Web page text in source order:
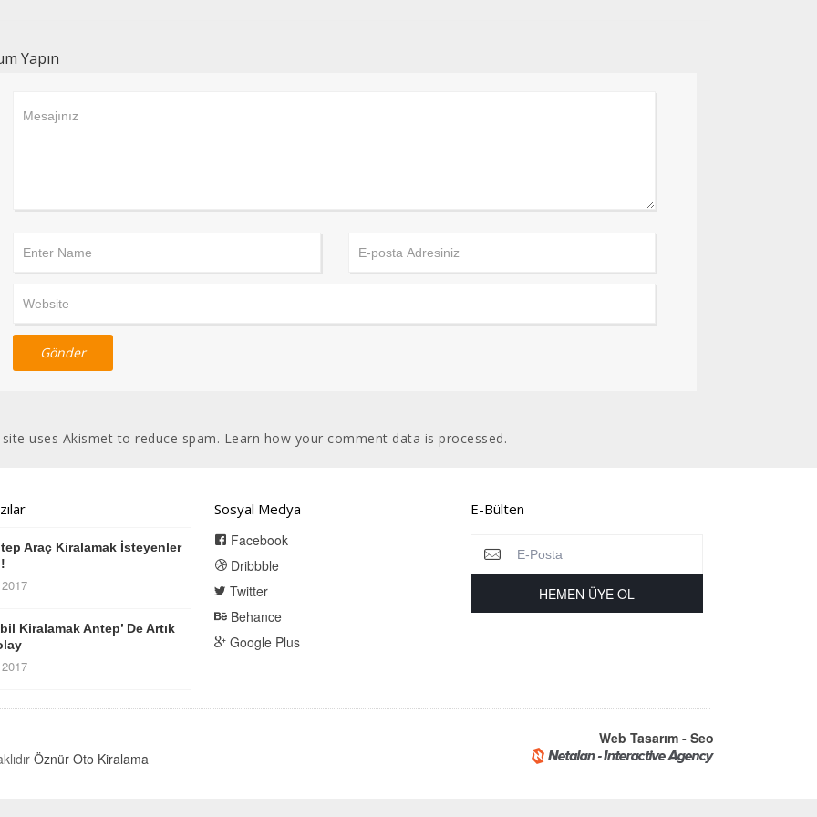
Yapın
uses Akismet to reduce spam. Learn how your comment data is processed.
Araç Kiralamak İsteyenler
Kiralamak Antep’ De Artık
Sosyal Medya
Facebook
Dribbble
Twitter
Behance
Google Plus
E-Bülten
Öznür Oto Kiralama
Web Tasarım - Seo